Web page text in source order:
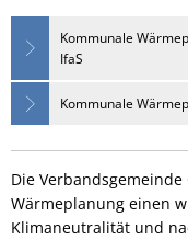
Kommunale
IfaS
Kommunale
Die
Wärmeplanung einen
Klimaneutralität und